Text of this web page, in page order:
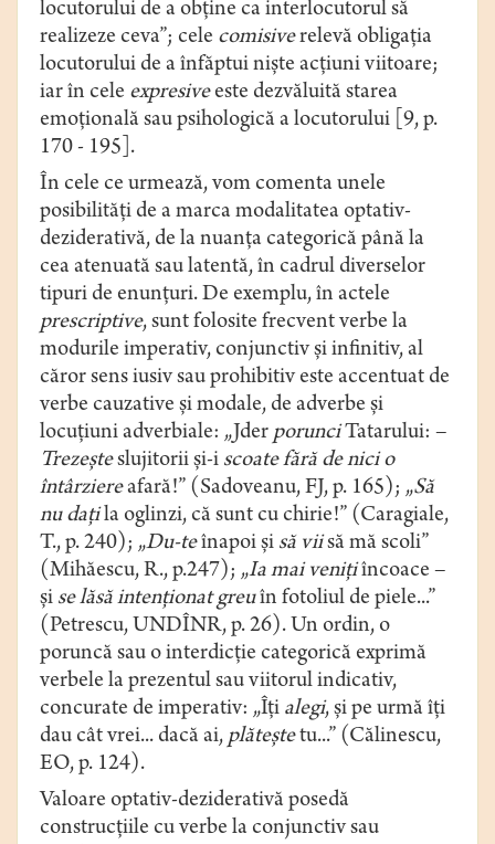
locutorului de a obţine ca interlocutorul să
realizeze ceva”; cele comisiverelevă obligaţia
locutorului de a înfăptui nişte acţiuni viitoare;
iar în cele expresiveeste dezvăluită starea
emoțională sau psihologică a locutorului [9, p.
170 - 195].
În cele ce urmează, vom comenta unele
posibilități de a marca modalitatea optativ-
deziderativă, de la nuanţa categorică până la
cea atenuată sau latentă, în cadrul diverselor
tipuri de enunţuri. De exemplu, în actele
prescriptive, sunt folosite frecvent verbe la
modurile imperativ, conjunctiv și infinitiv, al
căror sens iusiv sau prohibitiv este accentuat de
verbe cauzative și modale, de adverbe și
locuțiuni adverbiale: „Jder porunciTatarului: –
Trezeşteslujitorii şi-i scoatefără de nici o
întârziereafară!” (Sadoveanu, FJ, p. 165); „Să
nu dațila oglinzi, că sunt cu chirie!” (Caragiale,
T., p. 240); „Du-teînapoi și să viisă mă scoli”
(Mihăescu, R., p.247); „Ia mai veniţiîncoace –
şi se lăsă intenţionat greuîn fotoliul de piele...”
(Petrescu, UNDÎNR, p. 26). Un ordin, o
poruncă sau o interdicție categorică exprimă
verbele la prezentul sau viitorul indicativ,
concurate de imperativ: „Îţi alegi, şi pe urmă îţi
dau cât vrei... dacă ai, plăteştetu...” (Călinescu,
EO, p. 124).
Valoare optativ-deziderativă posedă
construcţiile cu verbe la conjunctiv sau